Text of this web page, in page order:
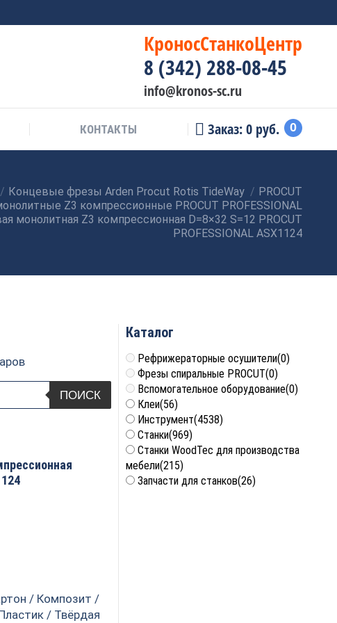
КроносСтанкоЦентр
8 (342) 288-08-45
info@kronos-sc.ru
КОНТАКТЫ Заказ:0 руб. 0
Концевые фрезы Arden Procut Rotis TideWay
PROCUT
Z3 компрессионные PROCUT PROFESSIONAL
монолитная Z3 компрессионная D=8×32 S=12 PROCUT
PROFESSIONAL ASX1124
ПОИСК
/ Композит /
/ Твёрдая
Каталог
Рефрижераторные осушители(0)
Фрезы спиральные PROCUT(0)
Вспомогательное оборудование(0)
Клеи(56)
Инструмент(4538)
Станки(969)
Станки WoodTec для производства
мебели(215)
Запчасти для станков(26)